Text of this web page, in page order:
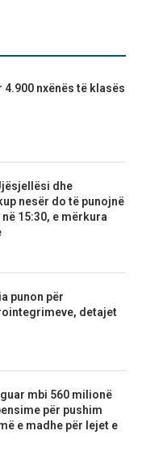
nxënës të klasës
dhe
nesër do të punojnë
15:30, e mërkura
punon për
detajet
mbi 560 milionë
për pushim
e madhe për lejet e